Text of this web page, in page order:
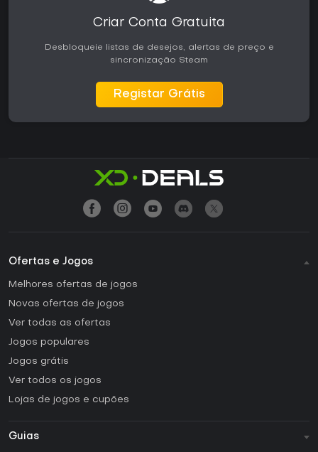
Criar Conta Gratuita
Desbloqueie listas de desejos, alertas de preço e
sincronização Steam
Registar Grátis
Ofertas e Jogos
Melhores ofertas de jogos
Novas ofertas de jogos
Ver todas as ofertas
Jogos populares
Jogos grátis
Ver todos os jogos
Lojas de jogos e cupões
Guias